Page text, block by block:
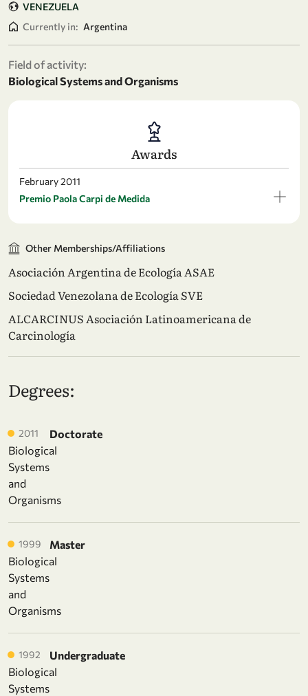
VENEZUELA
Currently in: Argentina
Field of activity:
Biological Systems and Organisms
Awards
February 2011
Premio Paola Carpi de Medida
Other Memberships/Affiliations
Asociación Argentina de Ecología ASAE
Sociedad Venezolana de Ecología SVE
ALCARCINUS Asociación Latinoamericana de
Carcinología
Degrees:
2011
Doctorate
Biological
Systems
and
Organisms
1999
Master
Biological
Systems
and
Organisms
1992
Undergraduate
Biological
Systems